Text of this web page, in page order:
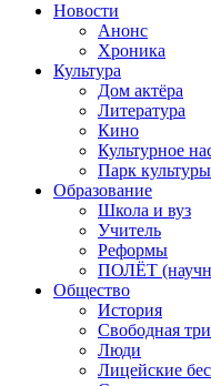
Новости
Анонс
Хроника
Культура
Дом актёра
Литература
Кино
Культурное
Парк
Образование
Школа и вуз
Учитель
Реформы
ПОЛЁТ
Общество
История
Свободная
Люди
Лицейские